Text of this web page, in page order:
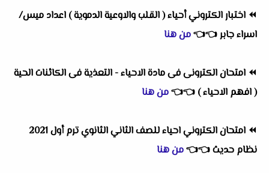
⏪ اختبار الكتروني أحياء ( القلب والاوعية الدموية ) اعداد ميس/
اسراء جابر👈
👈من هنا
⏪ امتحان الكترونى فى مادة الاحياء - التعذية فى الكائنات الحية
( افهم الاحياء ) 👈
👈من هنا
⏪
امتحان الكتروني احياء للصف الثاني الثانوي ترم أول 2021
نظام حديث👈
👈من هنا